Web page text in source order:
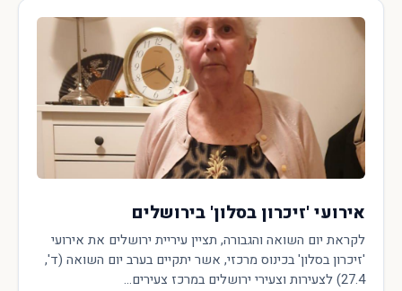
אירועי 'זיכרון בסלון' בירושלים
לקראת יום השואה והגבורה, תציין עיריית ירושלים את אירועי
'זיכרון בסלון' בכינוס מרכזי, אשר יתקיים בערב יום השואה (ד',
27.4) לצעירות וצעירי ירושלים במרכז צעירים...